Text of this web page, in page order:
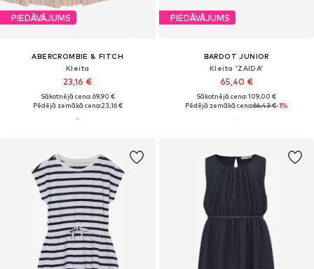
PIEDĀVĀJUMS
ABERCROMBIE & FITCH
Kleita
23,16 €
Sākotnējā cena: 69,90 €
Pēdējā zemākā cena:23,16 €
PIEDĀVĀJUMS
BARDOT JUNIOR
Kleita 'ZAIDA'
65,40 €
Sākotnējā cena: 109,00 €
Pēdējā zemākā cena:66,43 €-1%